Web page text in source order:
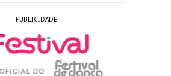
PUBLICIDADE